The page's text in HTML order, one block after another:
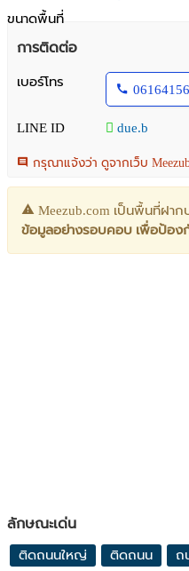
ขนาดพื้นที่
การติดต่อ
เบอร์โทร
LINE ID due.b
กรุณาแจ้งว่า ดูจากเว็บ
Meezub.com เป็นพื้นที่ฝาก
ข้อมูลอย่างรอบคอบ เพื่อป้อง
ลักษณะเด่น
ติดถนนใหญ่ ติดถนน ถ